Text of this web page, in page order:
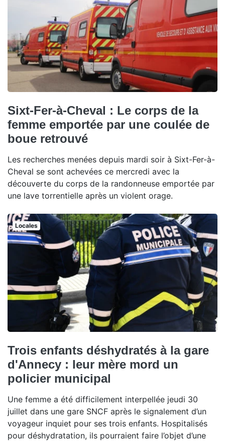
Sixt-Fer-à-Cheval : Le corps de la
femme emportée par une coulée de
boue retrouvé
Les recherches menées depuis mardi soir à Sixt-Fer-à-
Cheval se sont achevées ce mercredi avec la
découverte du corps de la randonneuse emportée par
une lave torrentielle après un violent orage.
Locales
Trois enfants déshydratés à la gare
d'Annecy : leur mère mord un
policier municipal
Une femme a été difficilement interpellée jeudi 30
juillet dans une gare SNCF après le signalement d’un
voyageur inquiet pour ses trois enfants. Hospitalisés
pour déshydratation, ils pourraient faire l’objet d’une